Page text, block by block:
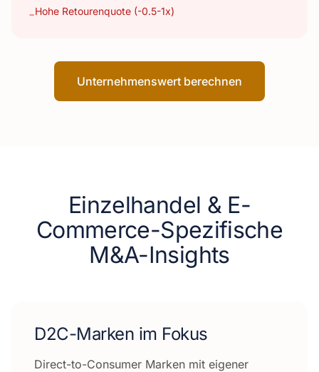
−Hohe Retourenquote (-0.5-1x)
Unternehmenswert berechnen
Einzelhandel & E-
Commerce-Spezifische
M&A-Insights
D2C-Marken im Fokus
Direct-to-Consumer Marken mit eigener